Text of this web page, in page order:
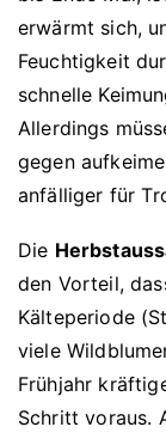
erwärmt sich,
Feuchtigkeit
schnelle
Allerdings
gegen
anfälliger für
Die
den Vorteil,
Kälteperiode
viele
Frühjahr
Schritt voraus.